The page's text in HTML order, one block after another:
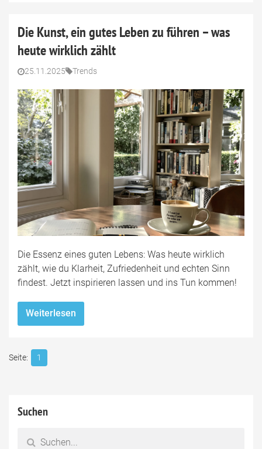
Die Kunst, ein gutes Leben zu führen – was
heute wirklich zählt
25.11.2025 Trends
Die Essenz eines guten Lebens: Was heute wirklich
zählt, wie du Klarheit, Zufriedenheit und echten Sinn
findest. Jetzt inspirieren lassen und ins Tun kommen!
Weiterlesen
1
Suchen